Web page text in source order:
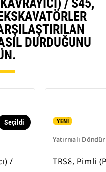
/ S45,
DURDUĞUNU
Seçildi
/
YENİ
Yatırmalı
TRS8, Pimli